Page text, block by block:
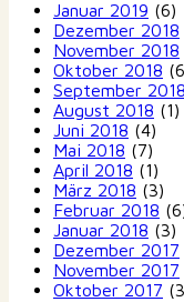
Januar 2019 (6)
Dezember 2018
November 2018
Oktober 2018
September 2018
August 2018 (1)
Juni 2018 (4)
Mai 2018 (7)
April 2018 (1)
März 2018 (3)
Februar 2018
Januar 2018 (3)
Dezember 2017
November 2017
Oktober 2017